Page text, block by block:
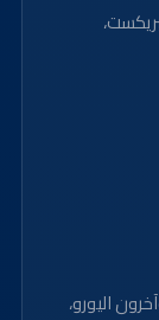
اليورو،